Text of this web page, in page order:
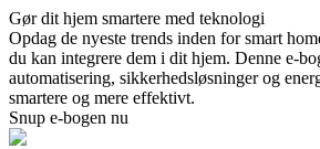
Gør dit hjem smartere med teknologi
Opdag de nyeste trends inden for smart
du kan integrere dem i dit hjem. Denne e-
automatisering, sikkerhedsløsninger og
smartere og mere effektivt.
Snup e-bogen nu